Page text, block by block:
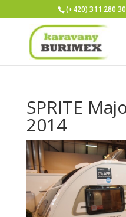
(+420) 311 280
SPRITE
2014